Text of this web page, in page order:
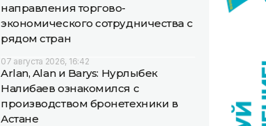
направления торгово-
экономического сотрудничества с
рядом стран
07 августа 2026, 16:42
Arlan, Alan и Barys: Нурлыбек
Налибаев ознакомился с
производством бронетехники в
Астане